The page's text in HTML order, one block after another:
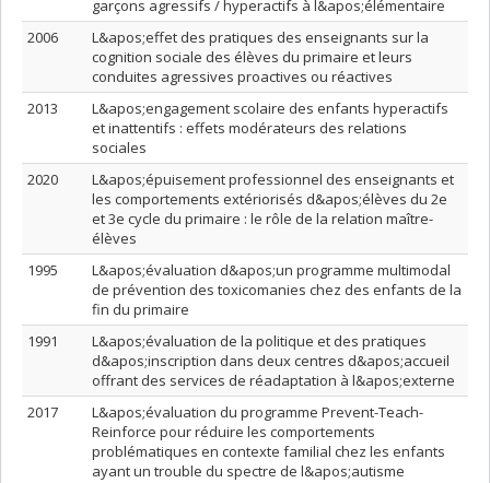
garçons agressifs / hyperactifs à l&apos;élémentaire
2006
L&apos;effet des pratiques des enseignants sur la
cognition sociale des élèves du primaire et leurs
conduites agressives proactives ou réactives
2013
L&apos;engagement scolaire des enfants hyperactifs
et inattentifs : effets modérateurs des relations
sociales
2020
L&apos;épuisement professionnel des enseignants et
les comportements extériorisés d&apos;élèves du 2e
et 3e cycle du primaire : le rôle de la relation maître-
élèves
1995
L&apos;évaluation d&apos;un programme multimodal
de prévention des toxicomanies chez des enfants de la
fin du primaire
1991
L&apos;évaluation de la politique et des pratiques
d&apos;inscription dans deux centres d&apos;accueil
offrant des services de réadaptation à l&apos;externe
2017
L&apos;évaluation du programme Prevent-Teach-
Reinforce pour réduire les comportements
problématiques en contexte familial chez les enfants
ayant un trouble du spectre de l&apos;autisme